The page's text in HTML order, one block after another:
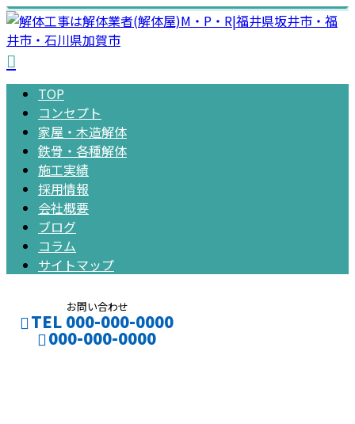
TOP
コンセプト
家屋・木造解体
鉄骨・各種解体
施工実績
採用情報
会社概要
ブログ
コラム
サイトマップ
お問い合わせ
TEL 000-000-0000
000-000-0000